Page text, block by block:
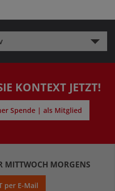
KONTEXT JETZT!
Spende | als Mitglied
MITTWOCH MORGENS
per E-Mail